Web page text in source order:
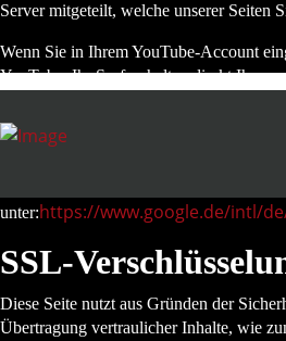
Server mitgeteilt, welche unserer Seiten
Wenn Sie in Ihrem YouTube-Account
YouTube, Ihr Surfverhalten direkt Ihrem
YouTube-Account ausloggen.
unter:https://www.google.de/intl/
SSL-
Diese Seite nutzt aus Gründen der
Übertragung vertraulicher Inhalte, wie